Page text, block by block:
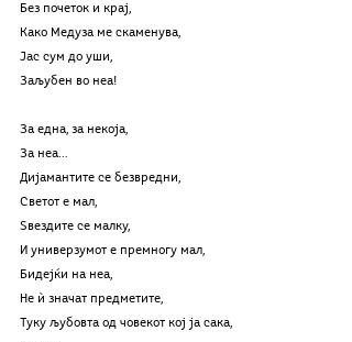
Без почеток и крај,
Како Медуза ме скаменува,
Јас сум до уши,
Заљубен во неа!
За една, за некоја,
За неа...
Дијамантите се безвредни,
Светот е мал,
Ѕвездите се малку,
И универзумот е премногу мал,
Бидејќи на неа,
Не ѝ значат предметите,
Туку љубовта од човекот кој ја сака,